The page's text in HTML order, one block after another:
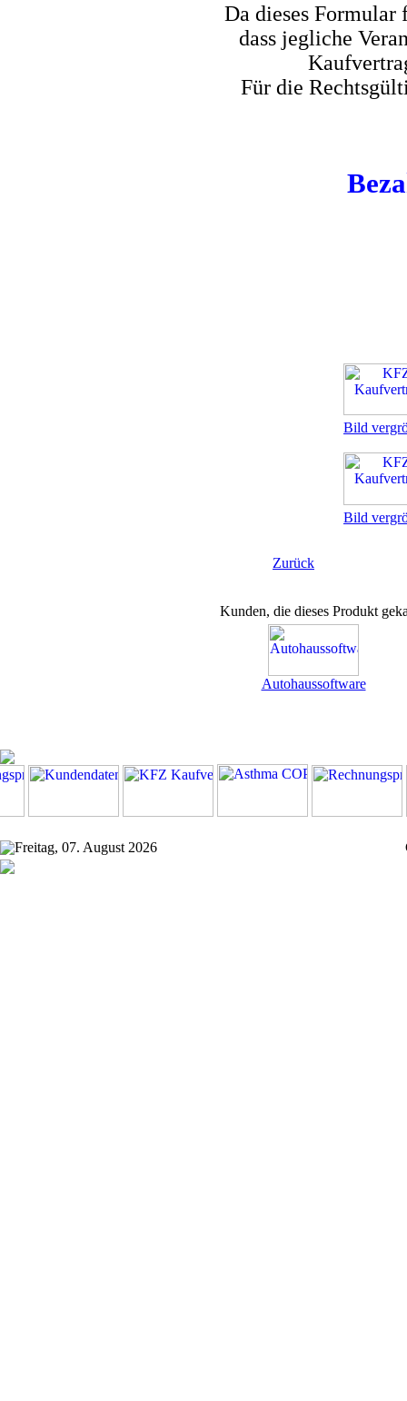
Da dieses Formular
dass jegliche
Für die
Bild
Bild
Zurück
Kunden, die dieses Produkt
Autohaussoftware
Freitag, 07. August 2026